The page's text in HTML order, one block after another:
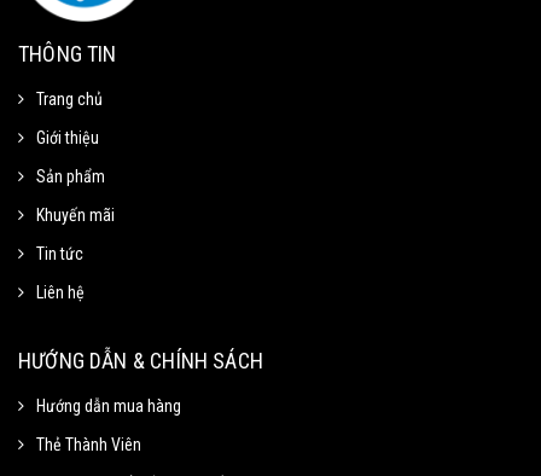
THÔNG TIN
Trang chủ
Giới thiệu
Sản phẩm
Khuyến mãi
Tin tức
Liên hệ
HƯỚNG DẪN & CHÍNH SÁCH
Hướng dẫn mua hàng
Thẻ Thành Viên
Mã Giảm Giá
trang thanh toán.